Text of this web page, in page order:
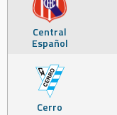
Central
Español
Cerro